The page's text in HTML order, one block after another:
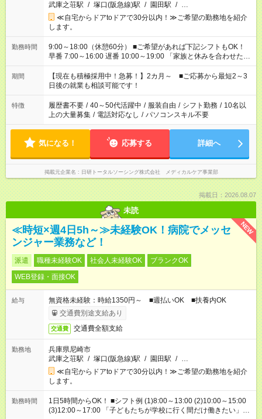
武庫之荘駅 / 塚口(阪急線)駅 / 園田駅 / …
≪自宅からドアtoドアで30分以内！≫ご希望の勤務地を紹介
します。
勤務時間
9:00～18:00（休憩60分） ■ご希望があれば下記シフトもOK！
早番 7:00～16:00 遅番 10:00～19:00 「家族と休みを合わせた
い」 「余裕を持って夕飯の準備がしたい」 「できれば残業はし
たくない」 など、ご希望を教えてくださいね。 ※Wワーク希望
の方へ 今ご覧のお仕事で希望する勤務時間と、もう1つのお仕事
の勤務時間。 合計で週40時間を超える場合は応募できません。
期間
【現在も積極採用中！急募！】2カ月～ ■ご応募から最短2～3
日後の就業も相談可能です！
特徴 履歴書不要 / 40～50代活躍中 / 服装自由 / シフト勤務 / 10名以
上の大量募集 / 電話対応なし / パソコンスキル不要
気になる！ 応募する 詳細へ
掲載元企業名 日研トータルソーシング株式会社 メディカルケア事業部
掲載日：2026.08.07
未読
NEW
≪時短×週4日5h～≫未経験OK！病院でメッセ
ンジャー業務など！
派遣 職種未経験OK 社会人未経験OK
ブランクOK
WEB登録・面接OK
給与
無資格未経験：時給1350円～ ■週払いOK ■扶養内OK
交通費別途支給あり
交通費 交通費全額支給
勤務地
兵庫県尼崎市
武庫之荘駅 / 塚口(阪急線)駅 / 園田駅 / …
≪自宅からドアtoドアで30分以内！≫ご希望の勤務地を紹介
します。
勤務時間
1日5時間からOK！ ■シフト例 (1)8:00～13:00 (2)10:00～15:00
(3)12:00～17:00 「子どもたちが学校に行く間だけ働きたい」